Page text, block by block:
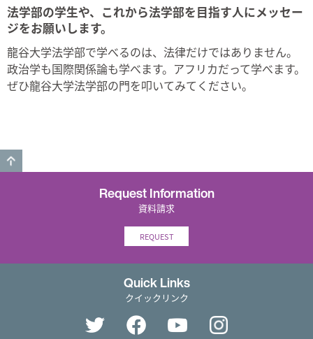
法学部の学生や、これから法学部を目指す人にメッセー
ジをお願いします。
龍谷大学法学部で学べるのは、法律だけではありません。
政治学も国際関係論も学べます。アフリカだって学べます。
ぜひ龍谷大学法学部の門を叩いてみてください。
Request Information
資料請求
REQUEST
Quick Links
クイックリンク